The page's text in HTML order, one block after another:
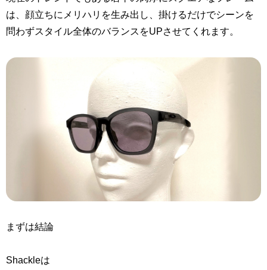
は、顔立ちにメリハリを生み出し、掛けるだけでシーンを
問わずスタイル全体のバランスをUPさせてくれます。
まずは結論
Shackleは